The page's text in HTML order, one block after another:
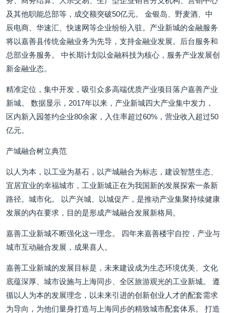
及其他职能总部等，成交额突破50亿元。 金银岛、野麦酒、中
辰电商、华速汇、快速网等企业纷纷入驻。产业新城的金融服务
将以嘉善县传统金融业务为先导，支持金融业发展。后台服务和
总部业务服务。 中长期计划以金融科技为核心，服务产业发展创
新金融业态。
精准定位，集中开发，吸引众多高端优质产业项目落户嘉善产业
新城。 数据显示，2017年以来，产业新城四大产业集中发力，
区内新入园签约企业80余家，入住率超过60%，营业收入超过50
亿元。
产城融合树立典范
以人为本，以工业为基石，以产城融合为标志，建设智慧生态、
宜居宜业的幸福城市，工业新城正在为我国新的发展探索一条新
路径。城市化。 以产兴城、以城促产，是推动产业集聚持续健康
发展的内在要求，目的是形成产城融合发展新格局。
嘉善工业新城不断强化这一理念。 四年来嘉善楼宇自控，产业与
城市互动融合发展，成果喜人。
嘉善工业新城的发展目标是，未来建设成为生态环境优美、文化
底蕴深厚、城市设施与上海同步、全区旅游观光的工业新城。 遵
循以人为本的发展理念，以未来引进的创新创业人才的配套需求
为导向，为他们量身打造与上海同步的精致城市配套体系。 打造